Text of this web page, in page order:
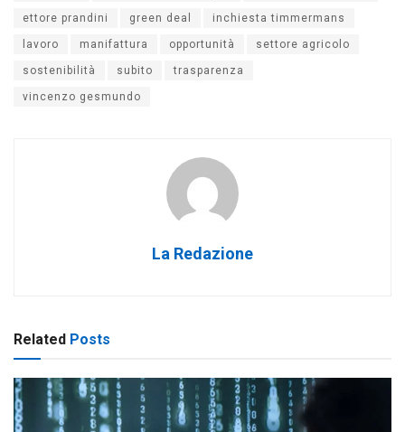
ettore prandini green deal inchiesta timmermans
lavoro manifattura opportunità settore agricolo
sostenibilità subito trasparenza
vincenzo gesmundo
La Redazione
Related Posts